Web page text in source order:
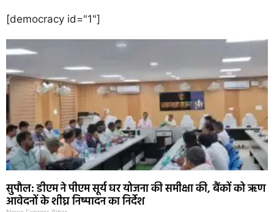
[democracy id="1"]
सुपौल: डीएम ने पीएम सूर्य घर योजना की समीक्षा की, बैंकों को ऋण
आवेदनों के शीघ्र निष्पादन का निर्देश